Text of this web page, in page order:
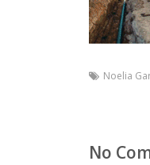
Noelia
No